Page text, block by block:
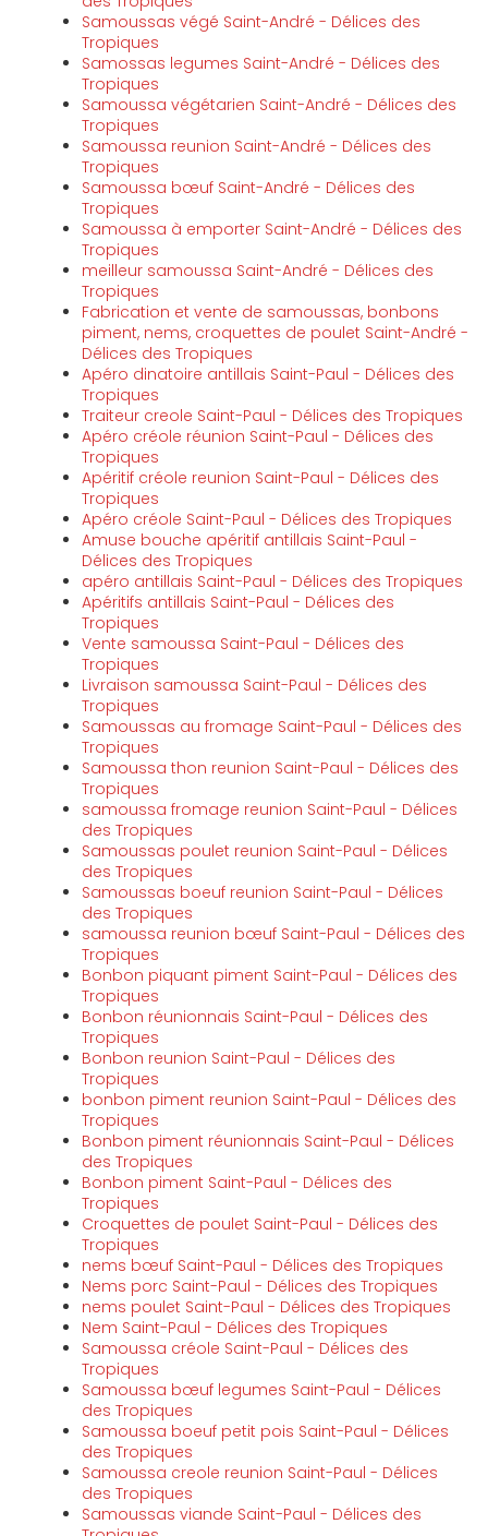
Samoussas végé Saint-André - Délices des
Tropiques
Samossas legumes Saint-André - Délices des
Tropiques
Samoussa végétarien Saint-André - Délices des
Tropiques
Samoussa reunion Saint-André - Délices des
Tropiques
Samoussa bœuf Saint-André - Délices des
Tropiques
Samoussa à emporter Saint-André - Délices des
Tropiques
meilleur samoussa Saint-André - Délices des
Tropiques
Fabrication et vente de samoussas, bonbons
piment, nems, croquettes de poulet Saint-André -
Délices des Tropiques
Apéro dinatoire antillais Saint-Paul - Délices des
Tropiques
Traiteur creole Saint-Paul - Délices des Tropiques
Apéro créole réunion Saint-Paul - Délices des
Tropiques
Apéritif créole reunion Saint-Paul - Délices des
Tropiques
Apéro créole Saint-Paul - Délices des Tropiques
Amuse bouche apéritif antillais Saint-Paul -
Délices des Tropiques
apéro antillais Saint-Paul - Délices des Tropiques
Apéritifs antillais Saint-Paul - Délices des
Tropiques
Vente samoussa Saint-Paul - Délices des
Tropiques
Livraison samoussa Saint-Paul - Délices des
Tropiques
Samoussas au fromage Saint-Paul - Délices des
Tropiques
Samoussa thon reunion Saint-Paul - Délices des
Tropiques
samoussa fromage reunion Saint-Paul - Délices
des Tropiques
Samoussas poulet reunion Saint-Paul - Délices
des Tropiques
Samoussas boeuf reunion Saint-Paul - Délices
des Tropiques
samoussa reunion bœuf Saint-Paul - Délices des
Tropiques
Bonbon piquant piment Saint-Paul - Délices des
Tropiques
Bonbon réunionnais Saint-Paul - Délices des
Tropiques
Bonbon reunion Saint-Paul - Délices des
Tropiques
bonbon piment reunion Saint-Paul - Délices des
Tropiques
Bonbon piment réunionnais Saint-Paul - Délices
des Tropiques
Bonbon piment Saint-Paul - Délices des
Tropiques
Croquettes de poulet Saint-Paul - Délices des
Tropiques
nems bœuf Saint-Paul - Délices des Tropiques
Nems porc Saint-Paul - Délices des Tropiques
nems poulet Saint-Paul - Délices des Tropiques
Nem Saint-Paul - Délices des Tropiques
Samoussa créole Saint-Paul - Délices des
Tropiques
Samoussa bœuf legumes Saint-Paul - Délices
des Tropiques
Samoussa boeuf petit pois Saint-Paul - Délices
des Tropiques
Samoussa creole reunion Saint-Paul - Délices
des Tropiques
Samoussas viande Saint-Paul - Délices des